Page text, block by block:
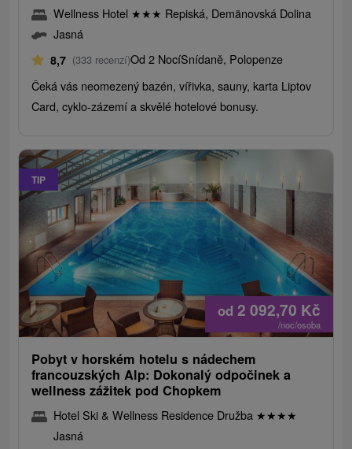
Wellness Hotel ★★★ Repiská, Demänovská Dolina
Jasná
8,7 (333 recenzí)Od 2 NocíSnídaně, Polopenze
Čeká vás neomezený bazén, vířivka, sauny, karta Liptov
Card, cyklo-zázemí a skvělé hotelové bonusy.
TIP
od 2 092,70 Kč
/noc/osoba
Pobyt v horském hotelu s nádechem
francouzských Alp: Dokonalý odpočinek a
wellness zážitek pod Chopkem
Hotel Ski & Wellness Residence Družba ★★★★
Jasná